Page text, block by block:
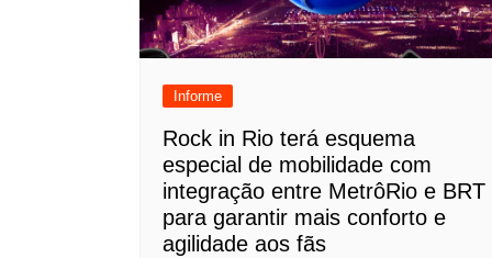
Informe
Rock in Rio terá esquema
especial de mobilidade com
integração entre MetrôRio e BRT
para garantir mais conforto e
agilidade aos fãs